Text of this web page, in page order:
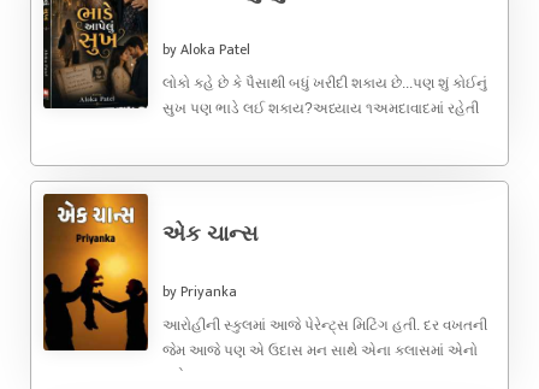
by Aloka Patel
લોકો કહે છે કે પૈસાથી બધું ખરીદી શકાય છે...પણ શું કોઈનું
સુખ પણ ભાડે લઈ શકાય?અધ્યાય ૧અમદાવાદમાં રહેતી
એક ચાન્સ
by Priyanka
આરોહીની સ્કુલમાં આજે પેરેન્ટ્સ મિટિંગ હતી. દર વખતની
જેમ આજે પણ એ ઉદાસ મન સાથે એના ક્લાસમાં એનો
વારો ...